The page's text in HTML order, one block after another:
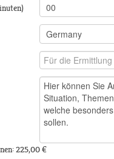
225,00 €